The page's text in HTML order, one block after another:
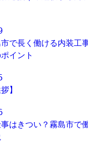
で長く働ける内装工
イント
】
はきつい？霧島市で